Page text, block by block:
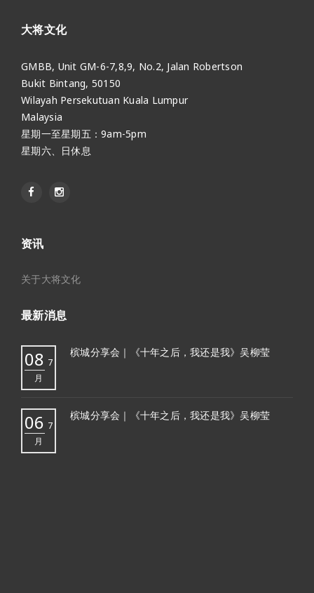
大将文化
GMBB, Unit GM-6-7,8,9, No.2, Jalan Robertson
Bukit Bintang, 50150
Wilayah Persekutuan Kuala Lumpur
Malaysia
星期一至星期五：9am-5pm
星期六、日休息
资讯
关于大将文化
最新消息
08 7
月
槟城分享会｜《十年之后，我还是我》吴柳莹
06 7
月
槟城分享会｜《十年之后，我还是我》吴柳莹